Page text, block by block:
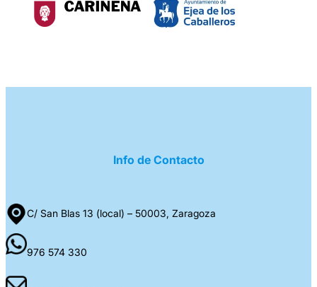
Info de Contacto
C/ San Blas 13 (local) – 50003, Zaragoza
976 574 330